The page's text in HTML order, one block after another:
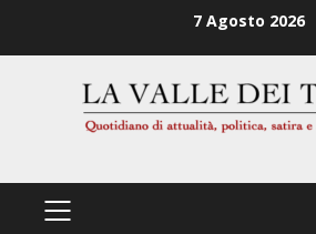
7 Agosto 2026
PRIMÄRES